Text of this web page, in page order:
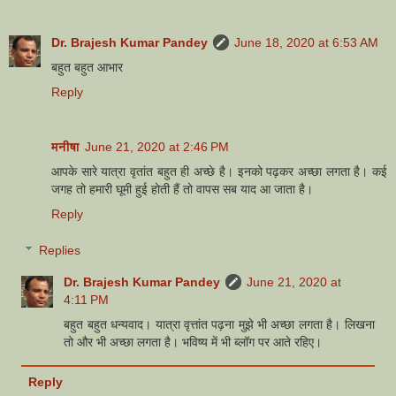
Dr. Brajesh Kumar Pandey
June 18, 2020 at 6:53 AM
बहुत बहुत आभार
Reply
मनीषा June 21, 2020 at 2:46 PM
आपके सारे यात्रा वृतांत बहुत ही अच्छे है। इनको पढ़कर अच्छा लगता है। कई
जगह तो हमारी घूमी हुई होती हैं तो वापस सब याद आ जाता है।
Reply
Replies
Dr. Brajesh Kumar Pandey
June 21, 2020 at
4:11 PM
बहुत बहुत धन्यवाद। यात्रा वृत्तांत पढ़ना मुझे भी अच्छा लगता है। लिखना
तो और भी अच्छा लगता है। भविष्य में भी ब्लॉग पर आते रहिए।
Reply